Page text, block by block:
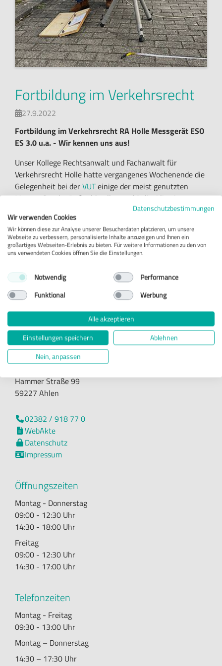
 Alle Online-
 PDF-
 Termin buchen
Fortbildung im Verkehrsrecht
27.9.2022
Fortbildung im Verkehrsrecht RA Holle Messgerät ESO
ES 3.0 u.a. - Wir kennen uns aus!
Unser Kollege Rechtsanwalt und Fachanwalt für
Verkehrsrecht Holle hatte vergangenes Wochenende die
Gelegenheit bei derVUTeinige der meist genutzten
Messgeräte der Bußgeldstellen und Polizei live im
Dieses Wissen hilft uns, Sie weiterhin auf höchstem
Niveau zu vertreten, wenn Sie einen Bußgeldbescheid
erhalten.
 Zurück
Gosda Havighorst Huster
Rechtsanwälte PartGmbB
Hammer Straße 99
59227 Ahlen
02382 / 918 77 0
 WebAkte
 Datenschutz
Impressum
Öffnungszeiten
Montag - Donnerstag
09:00 - 12:30 Uhr
14:30 - 18:00 Uhr
Freitag
09:00 - 12:30 Uhr
14:30 - 17:00 Uhr
Telefonzeiten
Montag - Freitag
09:30 - 13:00 Uhr
Montag – Donnerstag
14:30 – 17:30 Uhr
Datenschutzbestimmungen
Wir verwenden Cookies
Wir können diese zur Analyse unserer Besucherdaten platzieren, um unsere
Webseite zu verbessern, personalisierte Inhalte anzuzeigen und Ihnen ein
großartiges Webseiten-Erlebnis zu bieten. Für weitere Informationen zu den von
uns verwendeten Cookies öffnen Sie die Einstellungen.
Notwendig
Performance
Funktional
Werbung
Alle akzeptieren
Einstellungen speichern
Ablehnen
Nein, anpassen